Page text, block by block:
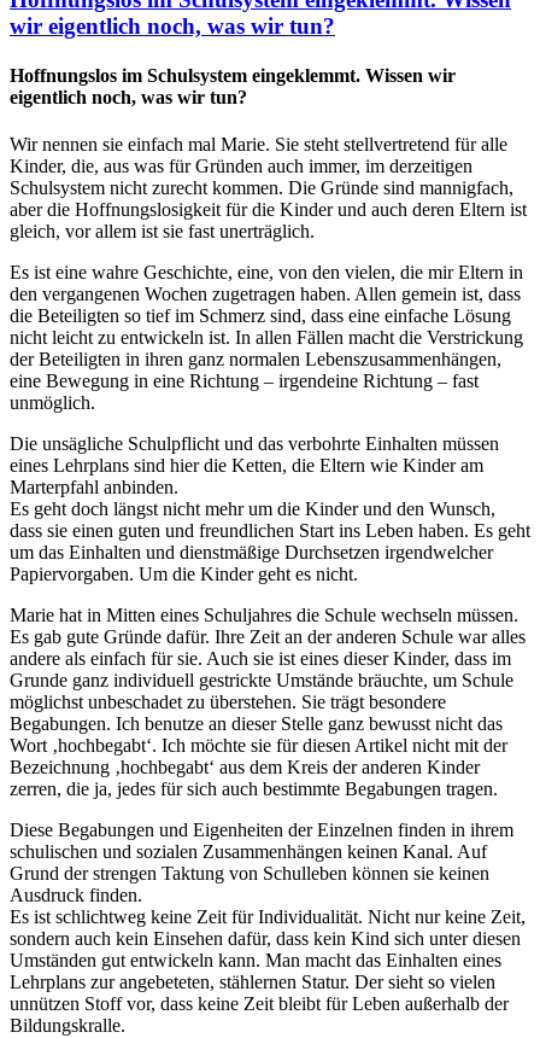
wir eigentlich noch, was wir tun?
Hoffnungslos im Schulsystem eingeklemmt. Wissen wir
eigentlich noch, was wir tun?
Wir nennen sie einfach mal Marie. Sie steht stellvertretend für alle
Kinder, die, aus was für Gründen auch immer, im derzeitigen
Schulsystem nicht zurecht kommen. Die Gründe sind mannigfach,
aber die Hoffnungslosigkeit für die Kinder und auch deren Eltern ist
gleich, vor allem ist sie fast unerträglich.
Es ist eine wahre Geschichte, eine, von den vielen, die mir Eltern in
den vergangenen Wochen zugetragen haben. Allen gemein ist, dass
die Beteiligten so tief im Schmerz sind, dass eine einfache Lösung
nicht leicht zu entwickeln ist. In allen Fällen macht die Verstrickung
der Beteiligten in ihren ganz normalen Lebenszusammenhängen,
eine Bewegung in eine Richtung – irgendeine Richtung – fast
unmöglich.
Die unsägliche Schulpflicht und das verbohrte Einhalten müssen
eines Lehrplans sind hier die Ketten, die Eltern wie Kinder am
Marterpfahl anbinden.
Es geht doch längst nicht mehr um die Kinder und den Wunsch,
dass sie einen guten und freundlichen Start ins Leben haben. Es geht
um das Einhalten und dienstmäßige Durchsetzen irgendwelcher
Papiervorgaben. Um die Kinder geht es nicht.
Marie hat in Mitten eines Schuljahres die Schule wechseln müssen.
Es gab gute Gründe dafür. Ihre Zeit an der anderen Schule war alles
andere als einfach für sie. Auch sie ist eines dieser Kinder, dass im
Grunde ganz individuell gestrickte Umstände bräuchte, um Schule
möglichst unbeschadet zu überstehen. Sie trägt besondere
Begabungen. Ich benutze an dieser Stelle ganz bewusst nicht das
Wort ‚hochbegabt‘. Ich möchte sie für diesen Artikel nicht mit der
Bezeichnung ‚hochbegabt‘ aus dem Kreis der anderen Kinder
zerren, die ja, jedes für sich auch bestimmte Begabungen tragen.
Diese Begabungen und Eigenheiten der Einzelnen finden in ihrem
schulischen und sozialen Zusammenhängen keinen Kanal. Auf
Grund der strengen Taktung von Schulleben können sie keinen
Ausdruck finden.
Es ist schlichtweg keine Zeit für Individualität. Nicht nur keine Zeit,
sondern auch kein Einsehen dafür, dass kein Kind sich unter diesen
Umständen gut entwickeln kann. Man macht das Einhalten eines
Lehrplans zur angebeteten, stählernen Statur. Der sieht so vielen
unnützen Stoff vor, dass keine Zeit bleibt für Leben außerhalb der
Bildungskralle.